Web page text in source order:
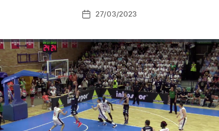
Autor
příspěvku
a
s
o
Datum
27/03/2023